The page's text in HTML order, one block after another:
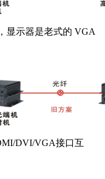
示器是老式的 VGA
DVI/VGA接口互